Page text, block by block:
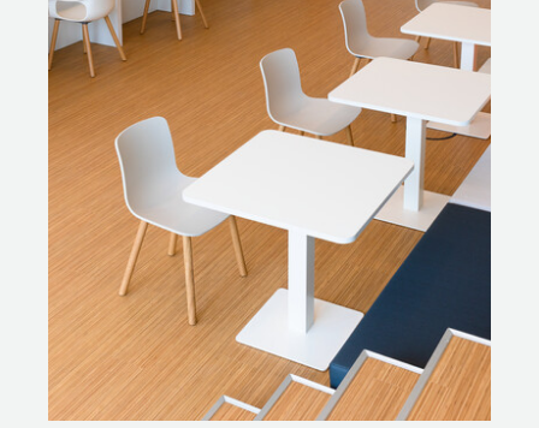
overbodige luxe, gezien de omvang van het project. In
korte tijd moest al het meubilair op de juiste plek
worden gezet binnen het enorme pand. Met als extra
uitdaging voor de servicemonteurs om alles op de
juiste kleur te plaatsen – zo hebben de polikamers
allemaal een eigen kleur. Ook verzorgden zij het
kabelmanagement. Bovendien was tijdens de
oplevering een deel van het ziekenhuis al in gebruik.
Nelleke: ‘De korte lijnen met de mensen van het Prinses
Máxima Centrum en het vertrouwen dat ze ons gaven
waren heel waardevol. En ook nodig voor zo’n strak
gepland traject.’
HOE BEVALT HET?